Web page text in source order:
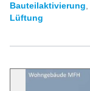
Bauteilaktivierung
Lüftung